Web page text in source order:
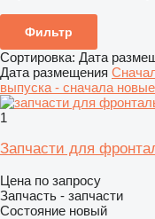
Фильтр
Сортировка: Дата
Дата размещения
выпуска - сначала новые
1
Запчасти для
Цена по запросу
Запчасть - запчасти
Состояние новый